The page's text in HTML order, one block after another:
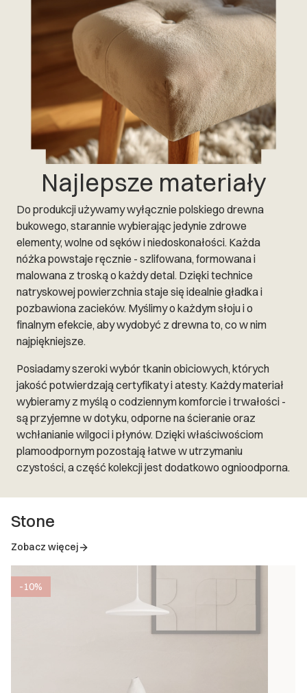
Najlepsze materiały
Do produkcji używamy wyłącznie polskiego drewna
bukowego, starannie wybierając jedynie zdrowe
elementy, wolne od sęków i niedoskonałości. Każda
nóżka powstaje ręcznie - szlifowana, formowana i
malowana z troską o każdy detal. Dzięki technice
natryskowej powierzchnia staje się idealnie gładka i
pozbawiona zacieków. Myślimy o każdym słoju i o
finalnym efekcie, aby wydobyć z drewna to, co w nim
najpiękniejsze.
Posiadamy szeroki wybór tkanin obiciowych, których
jakość potwierdzają certyfikaty i atesty. Każdy materiał
wybieramy z myślą o codziennym komforcie i trwałości -
są przyjemne w dotyku, odporne na ścieranie oraz
wchłanianie wilgoci i płynów. Dzięki właściwościom
plamoodpornym pozostają łatwe w utrzymaniu
czystości, a część kolekcji jest dodatkowo ognioodporna.
Stone
Zobacz więcej
-10%